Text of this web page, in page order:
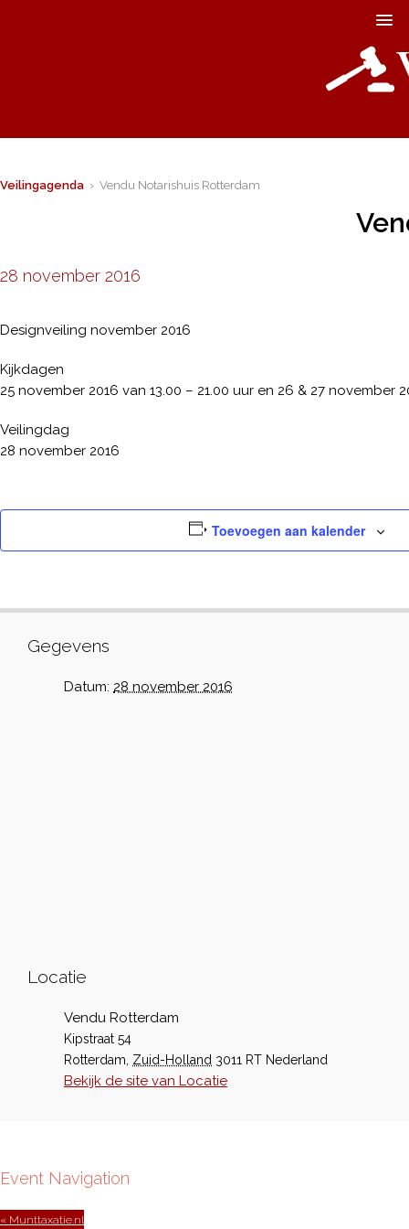
Veilingagenda › Vendu Notarishuis Rotterdam
28 november 2016
Designveiling november 2016
Kijkdagen
25 november 2016 van 13.00 – 21.00 uur en 26 & 27 november
Veilingdag
28 november 2016
Toevoegen aan kalender
Gegevens
Datum: 28 november 2016
Locatie
Vendu Rotterdam
Kipstraat 54
Rotterdam Zuid-Holland 3011 RT Nederland
Bekijk de site van Locatie
Event Navigation
« Munttaxatie.nl